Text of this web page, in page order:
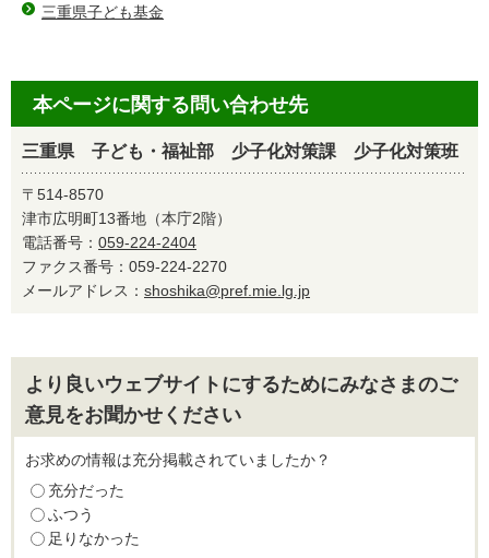
三重県子ども基金
本ページに関する問い合わせ先
三重県 子ども・福祉部 少子化対策課 少子化対策班
〒514-8570
津市広明町13番地（本庁2階）
電話番号： 059-224-2404
ファクス番号：059-224-2270
メールアドレス： shoshika@pref.mie.lg.jp
より良いウェブサイトにするためにみなさまのご
意見をお聞かせください
お求めの情報は充分掲載されていましたか？
充分だった
ふつう
足りなかった